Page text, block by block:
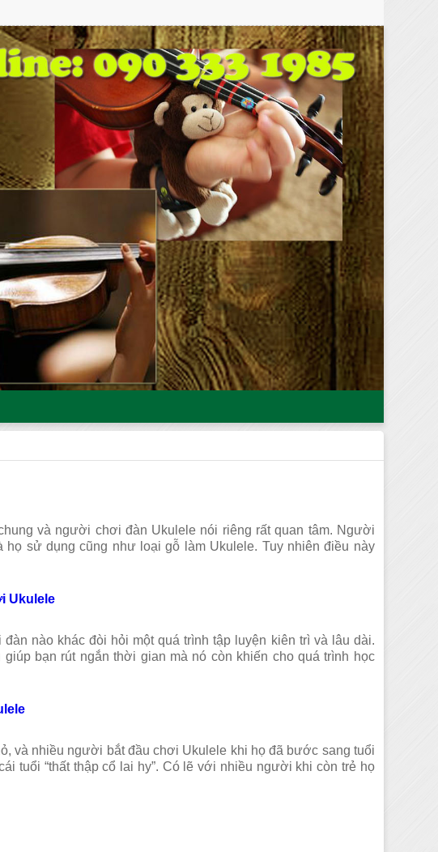
và người chơi đàn Ukulele nói riêng rất quan tâm. Người
sử dụng cũng như loại gỗ làm Ukulele. Tuy nhiên điều này
Ukulele
nào khác đòi hỏi một quá trình tập luyện kiên trì và lâu dài.
bạn rút ngắn thời gian mà nó còn khiến cho quá trình học
và nhiều người bắt đầu chơi Ukulele khi họ đã bước sang tuổi
tuổi “thất thập cổ lai hy”. Có lẽ với nhiều người khi còn trẻ họ